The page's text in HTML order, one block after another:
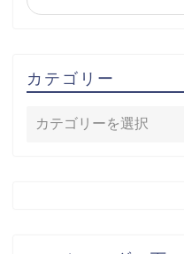
カテゴリー